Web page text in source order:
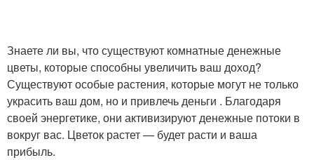
Знаете ли вы, что существуют комнатные денежные
цветы, которые способны увеличить ваш доход?
Существуют особые растения, которые могут не только
украсить ваш дом, но и привлечь деньги . Благодаря
своей энергетике, они активизируют денежные потоки в
вокруг вас. Цветок растет — будет расти и ваша
прибыль.